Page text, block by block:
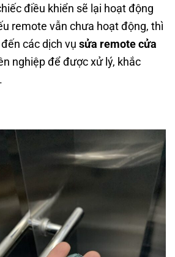
điều khiển sẽ lại hoạt động
remote vẫn chưa hoạt động, thì
các dịch vụ sửa remote cửa
nghiệp để được xử lý, khắc